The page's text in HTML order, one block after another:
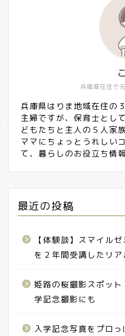
兵庫県在住で
兵庫県はりま地域在住の
主婦ですが、保育士とし
どもたちと主人の５人家
ママにちょっとうれしい
て、暮らしのお役立ち情
最近の投稿
【体験談】スマイル
を２年間受講したリア
姫路の桜撮影スポッ
学記念撮影にも
入学記念写真をプロ